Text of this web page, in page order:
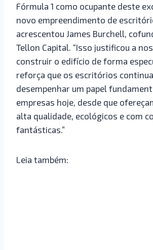
Fórmula 1 como ocupante deste
novo empreendimento de
acrescentou James Burchell,
Tellon Capital. “Isso justificou a
construir o edifício de forma
reforça que os escritórios
desempenhar um papel
empresas hoje, desde que
alta qualidade, ecológicos e com
fantásticas.”
Leia também: